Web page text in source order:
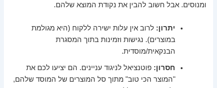
ומנוסים. אבל חשוב להבין את נקודת המוצא שלהם.
יתרון: לרוב אין עלות ישירה ללקוח (היא מגולמת
במוצרים). נגישות וזמינות בתוך המסגרת
הבנקאית/מוסדית.
חסרון: פוטנציאל לניגוד עניינים. הם יציעו לכם את
"המוצר הכי טוב" מתוך סל המוצרים של המוסד שלהם,